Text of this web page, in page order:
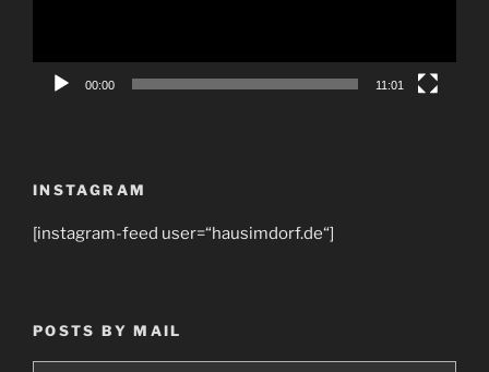
00:00 11:01
INSTAGRAM
[instagram-feed user=“hausimdorf.de“]
POSTS BY MAIL